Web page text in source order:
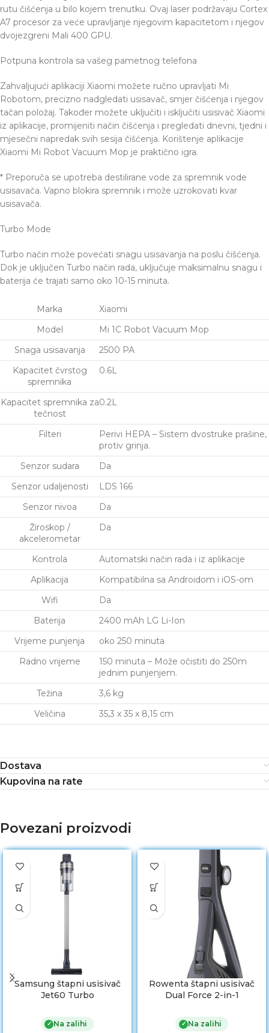
rutu čišćenja u bilo kojem trenutku. Ovaj laser podržavaju Cortex
A7 procesor za veće upravljanje njegovim kapacitetom i njegov
dvojezgreni Mali 400 GPU.
Potpuna kontrola sa vašeg pametnog telefona
Zahvaljujući aplikaciji Xiaomi možete ručno upravljati Mi
Robotom, precizno nadgledati usisavač, smjer čišćenja i njegov
tačan položaj. Također možete uključiti i isključiti usisivač Xiaomi
iz aplikacije, promijeniti način čišćenja i pregledati dnevni, tjedni i
mjesečni napredak svih sesija čišćenja. Korištenje aplikacije
Xiaomi Mi Robot Vacuum Mop je praktično igra.
* Preporuča se upotreba destilirane vode za spremnik vode
usisavača. Vapno blokira spremnik i može uzrokovati kvar
usisavača.
Turbo Mode
Turbo način može povećati snagu usisavanja na poslu čišćenja.
Dok je uključen Turbo način rada, uključuje maksimalnu snagu i
baterija će trajati samo oko 10-15 minuta.
Marka
Xiaomi
Model
Mi 1C Robot Vacuum Mop
Snaga usisavanja
2500 PA
Kapacitet čvrstog
spremnika
0.6L
Kapacitet spremnika za
tečnost
0.2L
Filteri
Perivi HEPA – Sistem dvostruke prašine,
protiv grinja.
Senzor sudara
Da
Senzor udaljenosti
LDS 166
Senzor nivoa
Da
Žiroskop /
akcelerometar
Da
Kontrola
Automatski način rada i iz aplikacije
Aplikacija
Kompatibilna sa Androidom i iOS-om
Wifi
Da
Baterija
2400 mAh LG Li-Ion
Vrijeme punjenja
oko 250 minuta
Radno vrijeme
150 minuta – Može očistiti do 250m
jednim punjenjem.
Težina
3,6 kg
Veličina
35,3 x 35 x 8,15 cm
Dostava
Kupovina na rate
Povezani proizvodi
Samsung štapni usisivač
Jet60 Turbo
✓ Na zalihi
Rowenta štapni usisivač
Dual Force 2-in-1
✓ Na zalihi